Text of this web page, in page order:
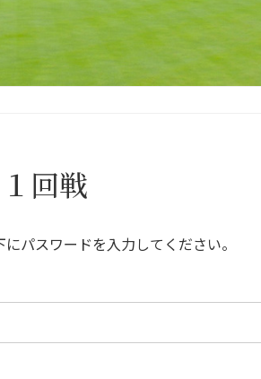
回戦
パスワードを入力してください。